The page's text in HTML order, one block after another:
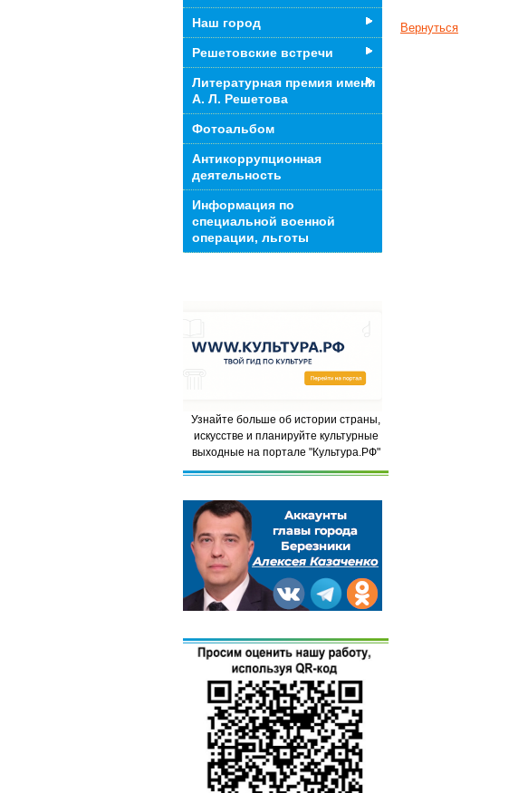
Вернуться
Наш город
Решетовские встречи
Литературная премия имени
А. Л. Решетова
Фотоальбом
Антикоррупционная
деятельность
Информация по
специальной военной
операции, льготы
Узнайте больше об истории страны,
искусстве и планируйте культурные
выходные на портале "Культура.РФ"